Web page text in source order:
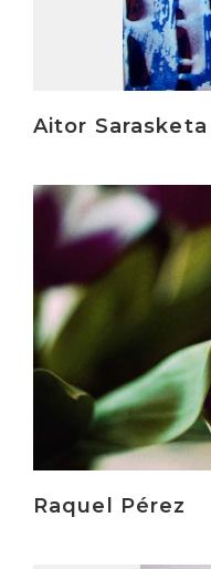
Aitor Sarasketa
Raquel Pérez
Irakurri